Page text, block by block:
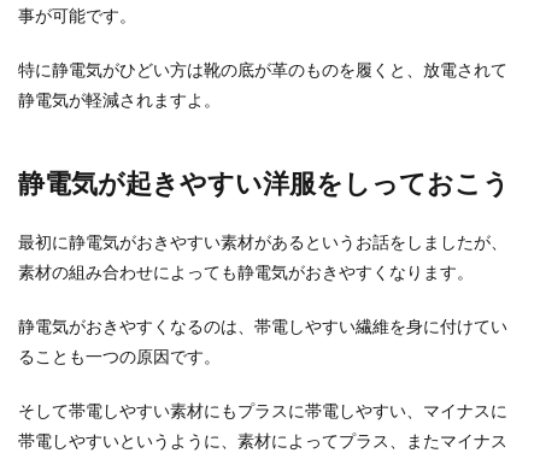
事が可能です。
特に静電気がひどい方は靴の底が革のものを履くと、放電されて
静電気が軽減されますよ。
静電気が起きやすい洋服をしっておこう
最初に静電気がおきやすい素材があるというお話をしましたが、
素材の組み合わせによっても静電気がおきやすくなります。
静電気がおきやすくなるのは、帯電しやすい繊維を身に付けてい
ることも一つの原因です。
そして帯電しやすい素材にもプラスに帯電しやすい、マイナスに
帯電しやすいというように、素材によってプラス、またマイナス